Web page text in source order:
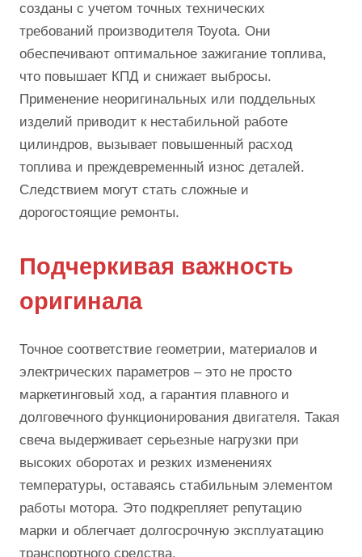
созданы с учетом точных технических
требований производителя Toyota. Они
обеспечивают оптимальное зажигание топлива,
что повышает КПД и снижает выбросы.
Применение неоригинальных или поддельных
изделий приводит к нестабильной работе
цилиндров, вызывает повышенный расход
топлива и преждевременный износ деталей.
Следствием могут стать сложные и
дорогостоящие ремонты.
Подчеркивая важность
оригинала
Точное соответствие геометрии, материалов и
электрических параметров – это не просто
маркетинговый ход, а гарантия плавного и
долговечного функционирования двигателя. Такая
свеча выдерживает серьезные нагрузки при
высоких оборотах и резких изменениях
температуры, оставаясь стабильным элементом
работы мотора. Это подкрепляет репутацию
марки и облегчает долгосрочную эксплуатацию
транспортного средства.